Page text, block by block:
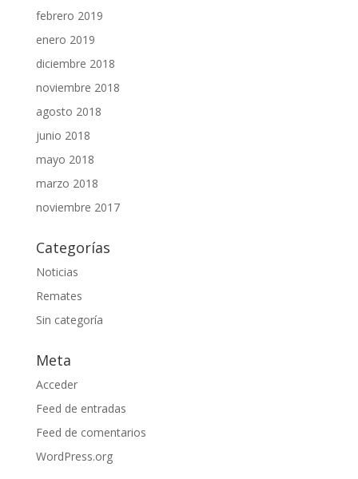
febrero 2019
enero 2019
diciembre 2018
noviembre 2018
agosto 2018
junio 2018
mayo 2018
marzo 2018
noviembre 2017
Categorías
Noticias
Remates
Sin categoría
Meta
Acceder
Feed de entradas
Feed de comentarios
WordPress.org